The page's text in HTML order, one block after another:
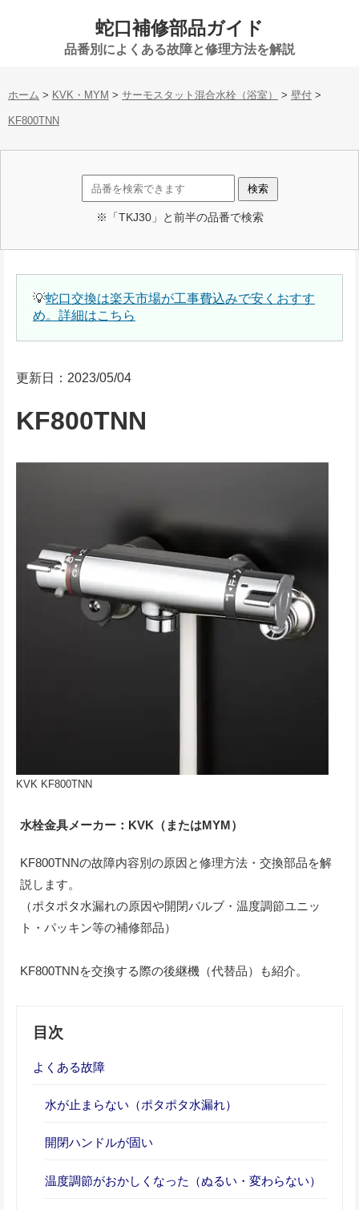
蛇口補修部品ガイド
品番別によくある故障と修理方法を解説
ホーム > KVK・MYM > サーモスタット混合水栓（浴室） > 壁付 >
KF800TNN
※「TKJ30」と前半の品番で検索
💡蛇口交換は楽天市場が工事費込みで安くおすす
め。詳細はこちら
更新日：2023/05/04
KF800TNN
KVK KF800TNN
水栓金具メーカー：KVK（またはMYM）
KF800TNNの故障内容別の原因と修理方法・交換部品を解
説します。
（ポタポタ水漏れの原因や開閉バルブ・温度調節ユニッ
ト・パッキン等の補修部品）
KF800TNNを交換する際の後継機（代替品）も紹介。
目次
よくある故障
水が止まらない（ポタポタ水漏れ）
開閉ハンドルが固い
温度調節がおかしくなった（ぬるい・変わらない）